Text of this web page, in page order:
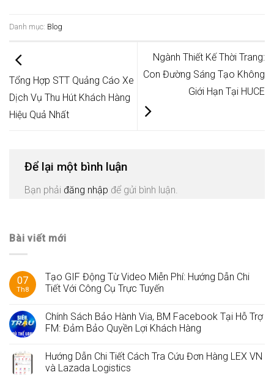
Danh mục: Blog
Tổng Hợp STT Quảng Cáo Xe
Dịch Vụ Thu Hút Khách Hàng
Hiệu Quả Nhất
Ngành Thiết Kế Thời Trang:
Con Đường Sáng Tạo Không
Giới Hạn Tại HUCE
Để lại một bình luận
Bạn phải đăng nhập để gửi bình luận.
Bài viết mới
07
Th8
Tạo GIF Động Từ Video Miễn Phí: Hướng Dẫn Chi
Tiết Với Công Cụ Trực Tuyến
Chính Sách Bảo Hành Via, BM Facebook Tại Hỗ Trợ
FM: Đảm Bảo Quyền Lợi Khách Hàng
Hướng Dẫn Chi Tiết Cách Tra Cứu Đơn Hàng LEX VN
và Lazada Logistics